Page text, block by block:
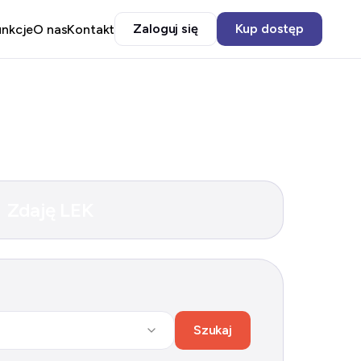
O nasKontakt Zaloguj się Kup dostęp
Szukaj